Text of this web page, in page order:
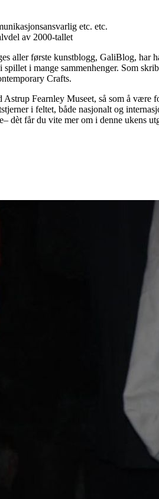
etc. etc.
av 2000-tallet
aller første kunstblogg, GaliBlog, har
i mange sammenhenger. Som
Crafts.
Astrup Fearnley Museet, så som å
i feltet, både nasjonalt og
dèt får du vite mer om i denne ukens